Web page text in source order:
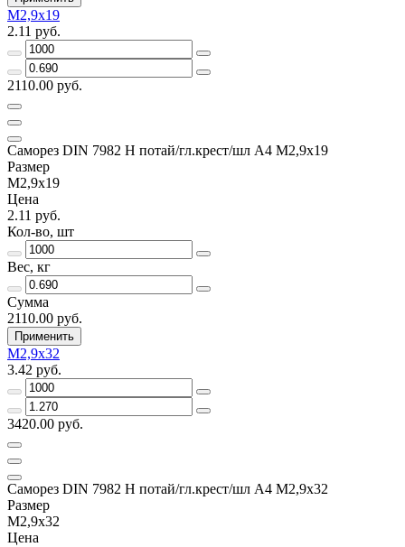
М2,9х19
2.11 руб.
2110.00 руб.
Саморез DIN 7982 H потай/гл.крест/шл А4 М2,9х19
Размер
М2,9х19
Цена
2.11 руб.
Кол-во, шт
Вес, кг
Сумма
2110.00 руб.
Применить
М2,9х32
3.42 руб.
3420.00 руб.
Саморез DIN 7982 H потай/гл.крест/шл А4 М2,9х32
Размер
М2,9х32
Цена